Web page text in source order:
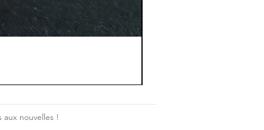
aux nouvelles !